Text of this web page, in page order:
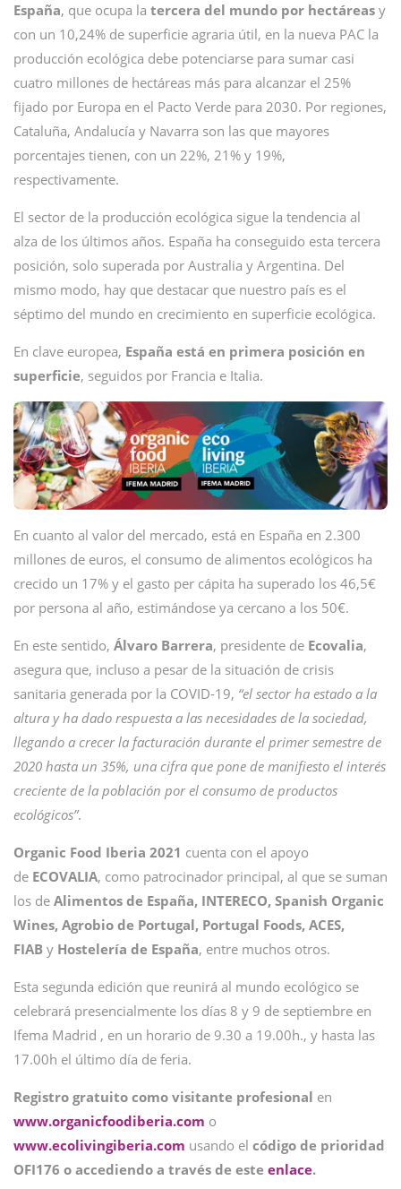
España, que ocupa la tercera del mundo por hectáreas y
con un 10,24% de superficie agraria útil, en la nueva PAC la
producción ecológica debe potenciarse para sumar casi
cuatro millones de hectáreas más para alcanzar el 25%
fijado por Europa en el Pacto Verde para 2030. Por regiones,
Cataluña, Andalucía y Navarra son las que mayores
porcentajes tienen, con un 22%, 21% y 19%,
respectivamente.
El sector de la producción ecológica sigue la tendencia al
alza de los últimos años. España ha conseguido esta tercera
posición, solo superada por Australia y Argentina. Del
mismo modo, hay que destacar que nuestro país es el
séptimo del mundo en crecimiento en superficie ecológica.
En clave europea, España está en primera posición en
superficie, seguidos por Francia e Italia.
En cuanto al valor del mercado, está en España en 2.300
millones de euros, el consumo de alimentos ecológicos ha
crecido un 17% y el gasto per cápita ha superado los 46,5€
por persona al año, estimándose ya cercano a los 50€.
En este sentido, Álvaro Barrera, presidente de Ecovalia,
asegura que, incluso a pesar de la situación de crisis
sanitaria generada por la COVID-19, “el sector ha estado a la
altura y ha dado respuesta a las necesidades de la sociedad,
llegando a crecer la facturación durante el primer semestre de
2020 hasta un 35%, una cifra que pone de manifiesto el interés
creciente de la población por el consumo de productos
ecológicos”.
Organic Food Iberia 2021 cuenta con el apoyo
de ECOVALIA, como patrocinador principal, al que se suman
los de Alimentos de España, INTERECO, Spanish Organic
Wines, Agrobio de Portugal, Portugal Foods, ACES,
FIAB y Hostelería de España, entre muchos otros.
Esta segunda edición que reunirá al mundo ecológico se
celebrará presencialmente los días 8 y 9 de septiembre en
Ifema Madrid , en un horario de 9.30 a 19.00h., y hasta las
17.00h el último día de feria.
Registro gratuito como visitante profesional en
www.organicfoodiberia.com o
www.ecolivingiberia.com usando el código de prioridad
OFI176 o accediendo a través de este enlace.